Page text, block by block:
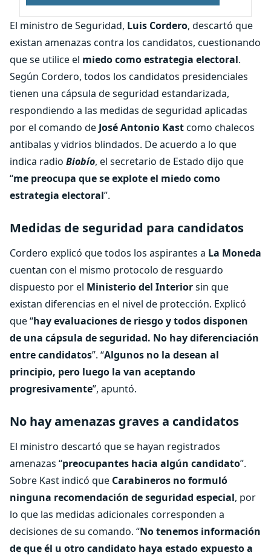
El ministro de Seguridad, Luis Cordero, descartó que
existan amenazas contra los candidatos, cuestionando
que se utilice el miedo como estrategia electoral.
Según Cordero, todos los candidatos presidenciales
tienen una cápsula de seguridad estandarizada,
respondiendo a las medidas de seguridad aplicadas
por el comando de José Antonio Kastcomo chalecos
antibalas y vidrios blindados. De acuerdo a lo que
indica radio Biobío, el secretario de Estado dijo que
“me preocupa que se explote el miedo como
estrategia electoral”.
Medidas de seguridad para candidatos
Cordero explicó que todos los aspirantes a La Moneda
cuentan con el mismo protocolo de resguardo
dispuesto por el Ministerio del Interiorsin que
existan diferencias en el nivel de protección. Explicó
que “hay evaluaciones de riesgo y todos disponen
de una cápsula de seguridad. No hay diferenciación
entre candidatos”. “Algunos no la desean al
principio, pero luego la van aceptando
progresivamente”, apuntó.
No hay amenazas graves a candidatos
El ministro descartó que se hayan registrados
amenazas “preocupantes hacia algún candidato”.
Sobre Kast indicó que Carabineros no formuló
ninguna recomendación de seguridad especial, por
lo que las medidas adicionales corresponden a
decisiones de su comando. “No tenemos información
de que él u otro candidato haya estado expuesto a